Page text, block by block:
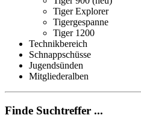
Tiger Explorer
Tigergespanne
Tiger 1200
Technikbereich
Schnappschüsse
Jugendsünden
Mitgliederalben
Finde Suchtreffer ...